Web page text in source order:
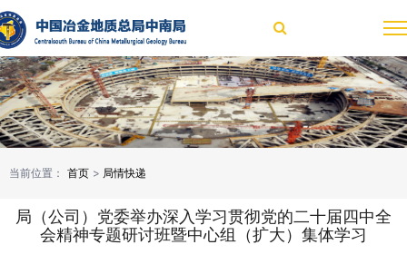
当前位置： 首页 > 局情快递
局（公司）党委举办深入学习贯彻党的二十届四中全
会精神专题研讨班暨中心组（扩大）集体学习